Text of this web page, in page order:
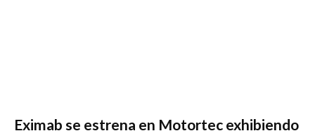
Eximab se estrena en Motortec exhibiendo